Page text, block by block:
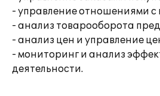
- управление отношениями с
- анализ товарооборота
- анализ цен и управление
- мониторинг и анализ
деятельности.